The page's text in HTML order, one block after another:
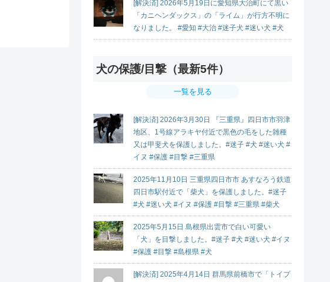
[解決済] 2026年5月19日に愛知県大治町にて黒い
「カニヘンダックス」の「ライム」が行方不明に
なりました。 #愛知 #大治 #迷子犬 #迷い犬 #犬
犬の保護/目撃（最新5件）
一覧を見る
[解決済] 2026年3月30日 『三重県』四日市市羽津
地区、1号線アラキヤ付近で黒色の毛をした雑種
又は甲斐犬を保護しました。#迷子 #犬 #迷い犬 #
イヌ #保護 #目撃 #三重県
2025年11月10日 三重県四日市市 あすなろう鉄道
四日市駅付近で「柴犬」を保護しました。#迷子
#犬 #迷い犬 #イヌ #保護 #目撃 #三重県 #柴犬
2025年5月15日 島根県出雲市で白い可愛い
「犬」を目撃しました。#迷子 #犬 #迷い犬 #イヌ
#保護 #目撃 #島根県 #犬
[解決済] 2025年4月14日 群馬県前橋市で「トイプ